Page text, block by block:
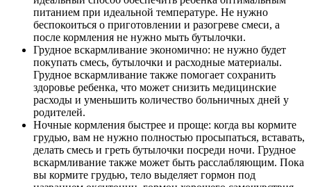
питанием при идеальной температуре. Не нужно
беспокоиться о приготовлении и разогреве смеси, а
после кормления не нужно мыть бутылочки.
Грудное вскармливание экономично: не нужно будет
покупать смесь, бутылочки и расходные материалы.
Грудное вскармливание также помогает сохранить
здоровье ребенка, что может снизить медицинские
расходы и уменьшить количество больничных дней у
родителей.
Ночные кормления быстрее и проще: когда вы кормите
грудью, вам не нужно полностью просыпаться, вставать,
делать смесь и греть бутылочки посреди ночи. Грудное
вскармливание также может быть расслабляющим. Пока
вы кормите грудью, тело выделяет гормон под